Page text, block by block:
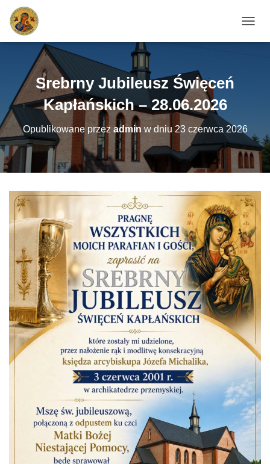
Srebrny Jubileusz Święceń
Kapłańskich – 28.06.2026
Opublikowane przezadminw dniu 23 czerwca 2026